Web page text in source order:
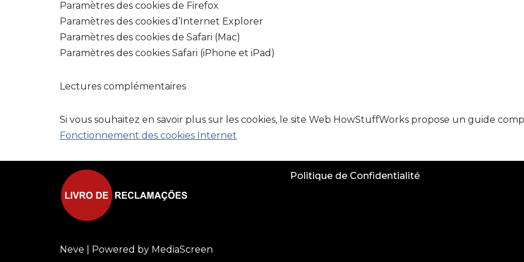
Paramètres des cookies de Firefox
Paramètres des cookies d’Internet Explorer
Paramètres des cookies de Safari (Mac)
Paramètres des cookies Safari (iPhone et iPad)
Lectures complémentaires
Si vous souhaitez en savoir plus sur les cookies, le site Web HowStuffWorks propose un guide
Fonctionnement des cookies Internet
Neve | Powered by MediaScreen
Politique de Confidentialité